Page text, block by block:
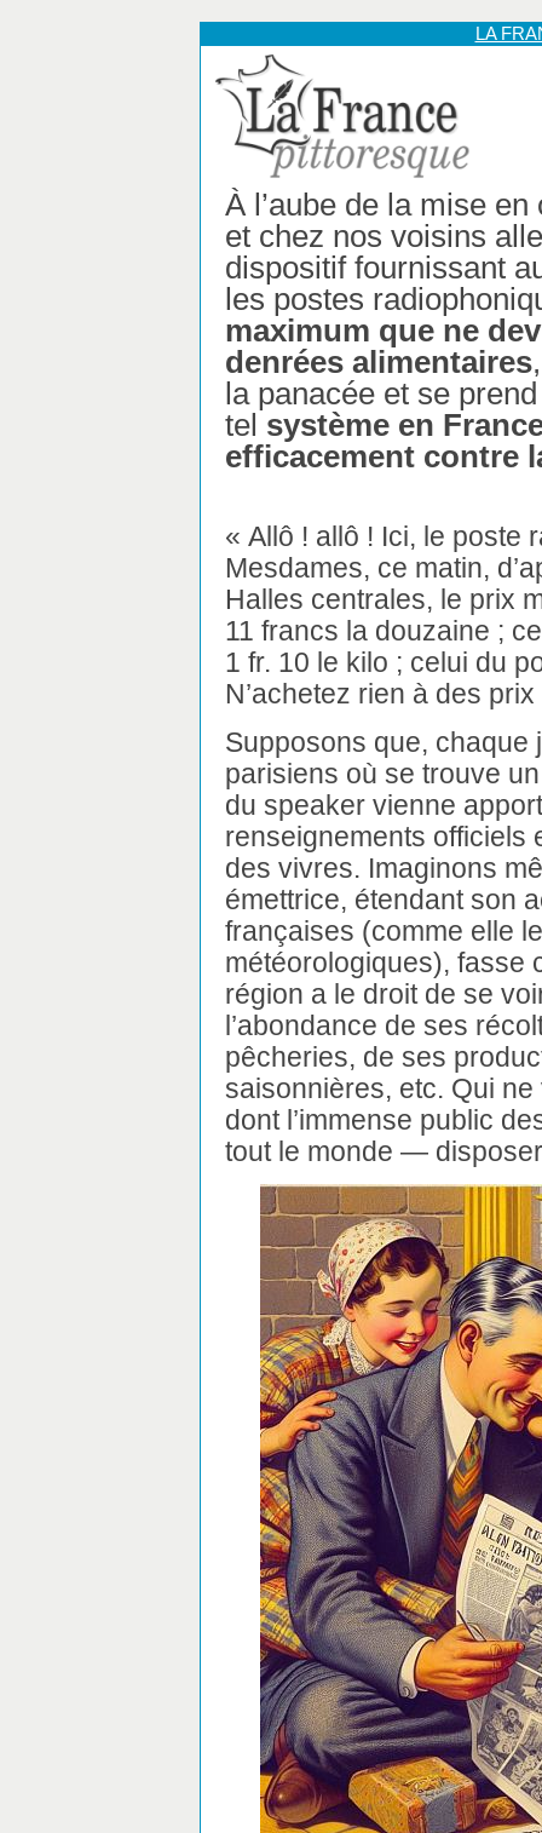
LA
À l’aube de la mise
et chez nos voisins
dispositif fournissant
les postes
maximum que ne
denrées alimentaires
la panacée et se
tel système en
efficacement contre
« Allô ! allô ! Ici, le poste
Mesdames, ce matin,
Halles centrales, le prix
11 francs la douzaine ;
1 fr. 10 le kilo ; celui du
N’achetez rien à des
Supposons que, chaque
parisiens où se trouve
du speaker vienne
renseignements officiels
des vivres. Imaginons
émettrice, étendant son
françaises (comme elle
météorologiques), fasse
région a le droit de se
l’abondance de ses
pêcheries, de ses
saisonnières, etc. Qui ne
dont l’immense public
tout le monde —